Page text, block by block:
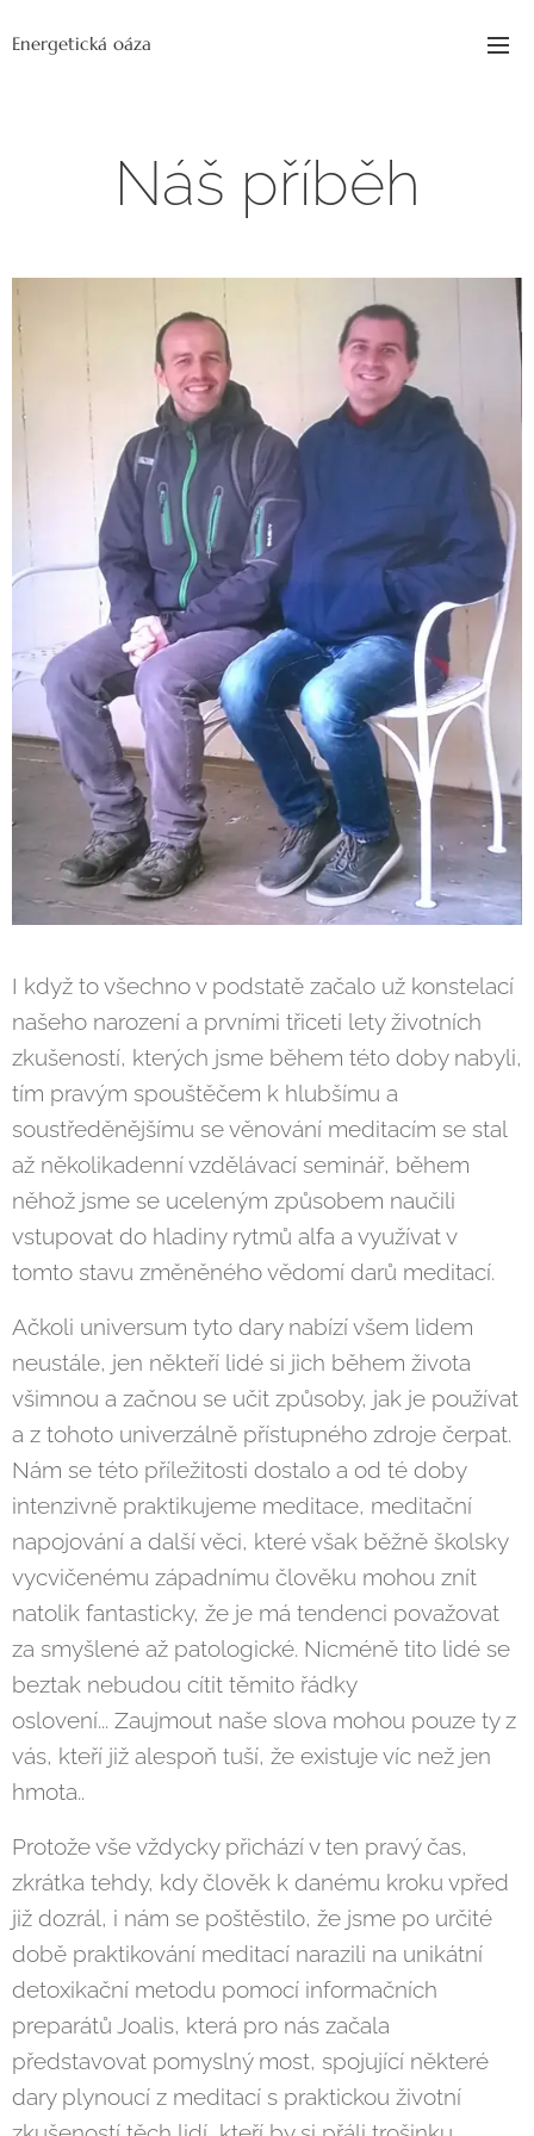
Energetická oáza
Náš příběh
I když to všechno v podstatě začalo už konstelací
našeho narození a prvními třiceti lety životních
zkušeností, kterých jsme během této doby nabyli,
tím pravým spouštěčem k hlubšímu a
soustředěnějšímu se věnování meditacím se stal
až několikadenní vzdělávací seminář, během
něhož jsme se uceleným způsobem naučili
vstupovat do hladiny rytmů alfa a využívat v
tomto stavu změněného vědomí darů meditací.
Ačkoli universum tyto dary nabízí všem lidem
neustále, jen někteří lidé si jich během života
všimnou a začnou se učit způsoby, jak je používat
a z tohoto univerzálně přístupného zdroje čerpat.
Nám se této příležitosti dostalo a od té doby
intenzivně praktikujeme meditace, meditační
napojování a další věci, které však běžně školsky
vycvičenému západnímu člověku mohou znít
natolik fantasticky, že je má tendenci považovat
za smyšlené až patologické. Nicméně tito lidé se
beztak nebudou cítit těmito řádky
oslovení... Zaujmout naše slova mohou pouze ty z
vás, kteří již alespoň tuší, že existuje víc než jen
hmota..
Protože vše vždycky přichází v ten pravý čas,
zkrátka tehdy, kdy člověk k danému kroku vpřed
již dozrál, i nám se poštěstilo, že jsme po určité
době praktikování meditací narazili na unikátní
detoxikační metodu pomocí informačních
preparátů Joalis, která pro nás začala
představovat pomyslný most, spojující některé
dary plynoucí z meditací s praktickou životní